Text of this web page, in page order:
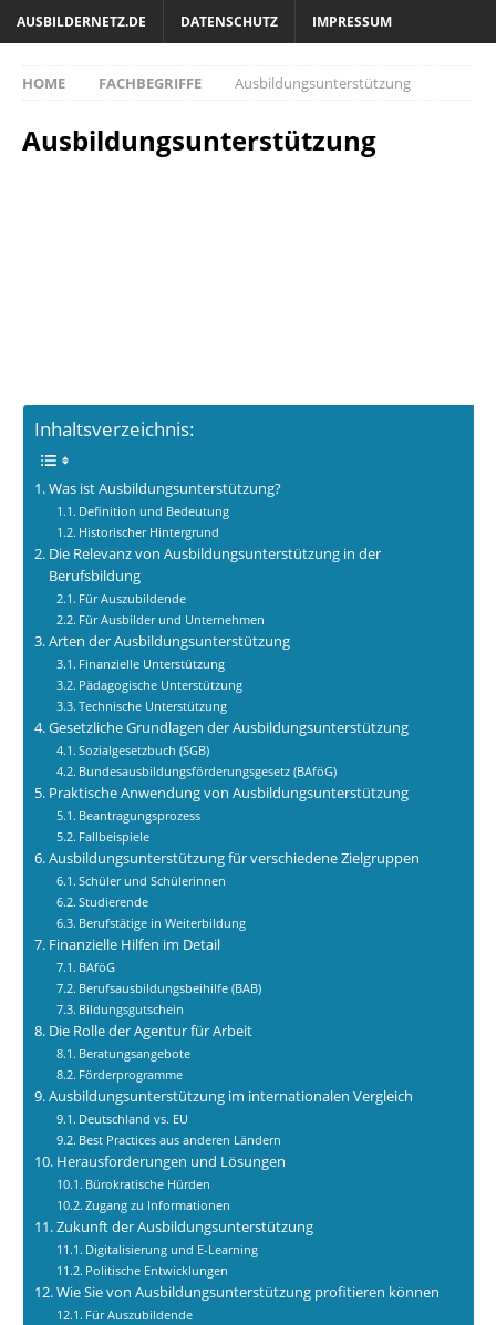
AUSBILDERNETZ.DE DATENSCHUTZ IMPRESSUM
HOME FACHBEGRIFFE Ausbildungsunterstützung
Ausbildungsunterstützung
Inhaltsverzeichnis:
Was ist Ausbildungsunterstützung?
Definition und Bedeutung
Historischer Hintergrund
Die Relevanz von Ausbildungsunterstützung in der
Berufsbildung
Für Auszubildende
Für Ausbilder und Unternehmen
Arten der Ausbildungsunterstützung
Finanzielle Unterstützung
Pädagogische Unterstützung
Technische Unterstützung
Gesetzliche Grundlagen der Ausbildungsunterstützung
Sozialgesetzbuch (SGB)
Bundesausbildungsförderungsgesetz (BAföG)
Praktische Anwendung von Ausbildungsunterstützung
Beantragungsprozess
Fallbeispiele
Ausbildungsunterstützung für verschiedene Zielgruppen
Schüler und Schülerinnen
Studierende
Berufstätige in Weiterbildung
Finanzielle Hilfen im Detail
BAföG
Berufsausbildungsbeihilfe (BAB)
Bildungsgutschein
Die Rolle der Agentur für Arbeit
Beratungsangebote
Förderprogramme
Ausbildungsunterstützung im internationalen Vergleich
Deutschland vs. EU
Best Practices aus anderen Ländern
Herausforderungen und Lösungen
Bürokratische Hürden
Zugang zu Informationen
Zukunft der Ausbildungsunterstützung
Digitalisierung und E-Learning
Politische Entwicklungen
Wie Sie von Ausbildungsunterstützung profitieren können
Für Auszubildende